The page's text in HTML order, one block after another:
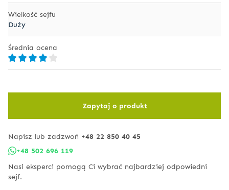
Wielkość sejfu
Duży
Średnia ocena
Zapytaj o produkt
Napisz lub zadzwoń +48 22 850 40 45
+48 502 696 119
Nasi eksperci pomogą Ci wybrać najbardziej odpowiedni
sejf.